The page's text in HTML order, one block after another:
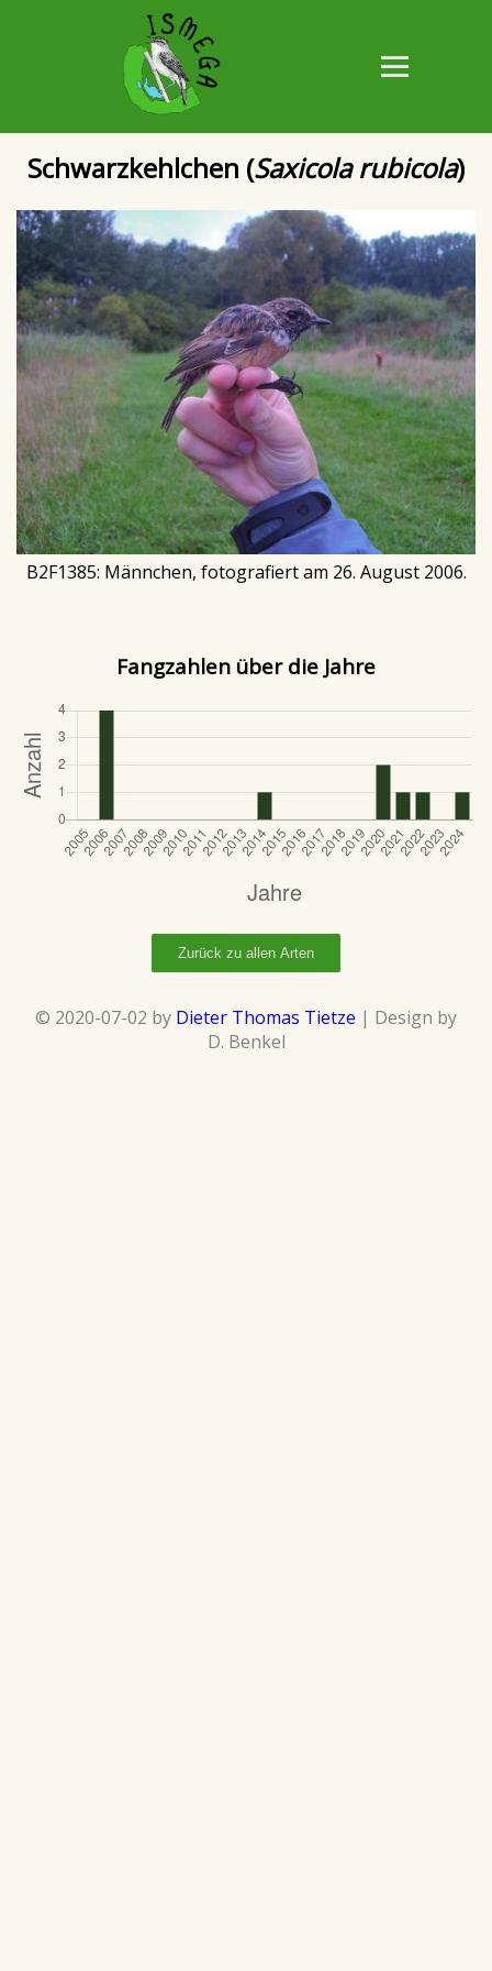
Schwarzkehlchen (Saxicola rubicola)
B2F1385: Männchen, fotografiert am 26. August 2006.
Fangzahlen über die Jahre
Zurück zu allen Arten
© 2020-07-02 by Dieter Thomas Tietze | Design by
D. Benkel